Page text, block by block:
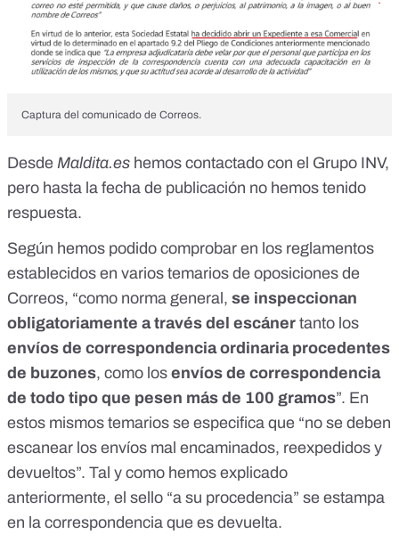
Captura del comunicado de Correos.
Desde Maldita.es hemos contactado con el Grupo INV,
pero hasta la fecha de publicación no hemos tenido
respuesta.
Según hemos podido comprobar en los reglamentos
establecidos en varios temarios de oposiciones de
Correos, “como norma general, se inspeccionan
obligatoriamente a través del escáner tanto los
envíos de correspondencia ordinaria procedentes
de buzones, como los envíos de correspondencia
de todo tipo que pesen más de 100 gramos”. En
estos mismos temarios se especifica que “no se deben
escanear los envíos mal encaminados, reexpedidos y
devueltos”. Tal y como hemos explicado
anteriormente, el sello “a su procedencia” se estampa
en la correspondencia que es devuelta.